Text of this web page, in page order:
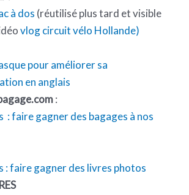
à dos (réutilisé plus tard et visible
vlog circuit vélo Hollande)
pour améliorer sa
en anglais
:
: faire gagner des bagages à nos
: faire gagner des livres photos